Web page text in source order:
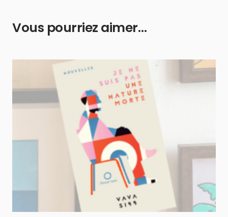
Vous pourriez aimer…